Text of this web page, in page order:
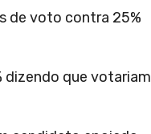
de voto contra 25%
dizendo que votariam